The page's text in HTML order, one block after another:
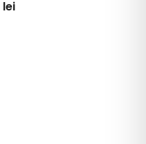
lei